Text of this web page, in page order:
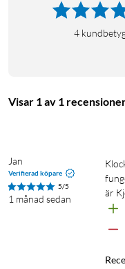
Tydlig bild även
PureColor Vision
enklare att identifiera
Dubbla externa
in kontinuerligt – du
4
Visar 1 av 1
Jan
Verifierad köpare
5/5
1 månad sedan
Klockrent komplement till S3 Pro som jag har utomhus. Kopplas enkel upp mot homebase likt mina S3 Pro. Tracking
är